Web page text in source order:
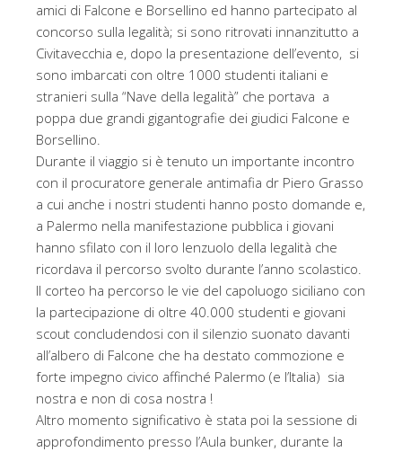
amici di Falcone e Borsellino ed hanno partecipato al
concorso sulla legalità; si sono ritrovati innanzitutto a
Civitavecchia e, dopo la presentazione dell’evento, si
sono imbarcati con oltre 1000 studenti italiani e
stranieri sulla “Nave della legalità” che portava a
poppa due grandi gigantografie dei giudici Falcone e
Borsellino.
Durante il viaggio si è tenuto un importante incontro
con il procuratore generale antimafia dr Piero Grasso
a cui anche i nostri studenti hanno posto domande e,
a Palermo nella manifestazione pubblica i giovani
hanno sfilato con il loro lenzuolo della legalità che
ricordava il percorso svolto durante l’anno scolastico.
Il corteo ha percorso le vie del capoluogo siciliano con
la partecipazione di oltre 40.000 studenti e giovani
scout concludendosi con il silenzio suonato davanti
all’albero di Falcone che ha destato commozione e
forte impegno civico affinché Palermo (e l’Italia) sia
nostra e non di cosa nostra !
Altro momento significativo è stata poi la sessione di
approfondimento presso l’Aula bunker, durante la